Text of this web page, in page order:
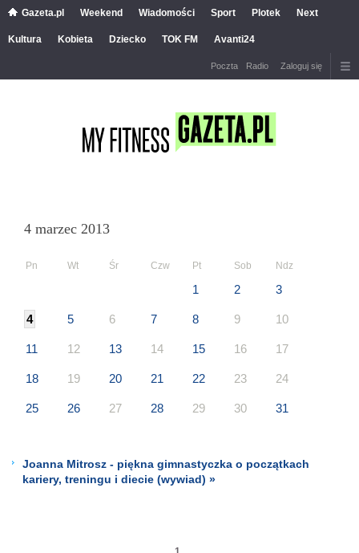
Gazeta.pl Weekend Wiadomości Sport Plotek Next
Kultura Kobieta Dziecko TOK FM Avanti24
Poczta Radio Zaloguj się
4 marzec 2013
Pn Wt Śr Czw Pt Sob Ndz
1 2 3
4 5 6 7 8 9 10
11 12 13 14 15 16 17
18 19 20 21 22 23 24
25 26 27 28 29 30 31
Joanna Mitrosz - piękna gimnastyczka o początkach
kariery, treningu i diecie (wywiad) »